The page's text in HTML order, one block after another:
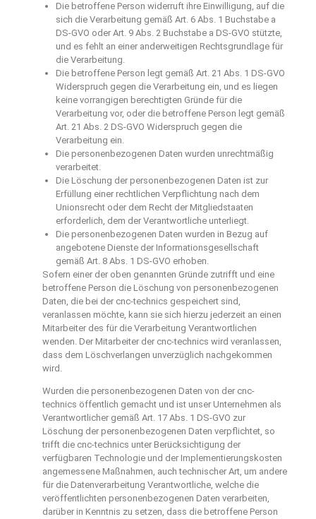
Die betroffene Person widerruft ihre Einwilligung, auf die
sich die Verarbeitung gemäß Art. 6 Abs. 1 Buchstabe a
DS-GVO oder Art. 9 Abs. 2 Buchstabe a DS-GVO stützte,
und es fehlt an einer anderweitigen Rechtsgrundlage für
die Verarbeitung.
Die betroffene Person legt gemäß Art. 21 Abs. 1 DS-GVO
Widerspruch gegen die Verarbeitung ein, und es liegen
keine vorrangigen berechtigten Gründe für die
Verarbeitung vor, oder die betroffene Person legt gemäß
Art. 21 Abs. 2 DS-GVO Widerspruch gegen die
Verarbeitung ein.
Die personenbezogenen Daten wurden unrechtmäßig
verarbeitet.
Die Löschung der personenbezogenen Daten ist zur
Erfüllung einer rechtlichen Verpflichtung nach dem
Unionsrecht oder dem Recht der Mitgliedstaaten
erforderlich, dem der Verantwortliche unterliegt.
Die personenbezogenen Daten wurden in Bezug auf
angebotene Dienste der Informationsgesellschaft
gemäß Art. 8 Abs. 1 DS-GVO erhoben.
Sofern einer der oben genannten Gründe zutrifft und eine
betroffene Person die Löschung von personenbezogenen
Daten, die bei der cnc-technics gespeichert sind,
veranlassen möchte, kann sie sich hierzu jederzeit an einen
Mitarbeiter des für die Verarbeitung Verantwortlichen
wenden. Der Mitarbeiter der cnc-technics wird veranlassen,
dass dem Löschverlangen unverzüglich nachgekommen
wird.
Wurden die personenbezogenen Daten von der cnc-
technics öffentlich gemacht und ist unser Unternehmen als
Verantwortlicher gemäß Art. 17 Abs. 1 DS-GVO zur
Löschung der personenbezogenen Daten verpflichtet, so
trifft die cnc-technics unter Berücksichtigung der
verfügbaren Technologie und der Implementierungskosten
angemessene Maßnahmen, auch technischer Art, um andere
für die Datenverarbeitung Verantwortliche, welche die
veröffentlichten personenbezogenen Daten verarbeiten,
darüber in Kenntnis zu setzen, dass die betroffene Person